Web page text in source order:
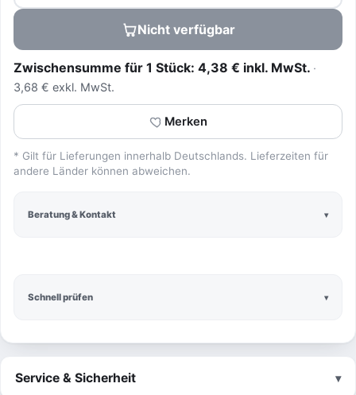
Schnell prüfen
Nicht verfügbar
Zwischensumme für 1 Stück: 4,38 € inkl. MwSt.
3,68 € exkl. MwSt.
Merken
* Gilt für Lieferungen innerhalb Deutschlands. Lieferzeiten für
andere Länder können abweichen.
Beratung & Kontakt
Service & Sicherheit